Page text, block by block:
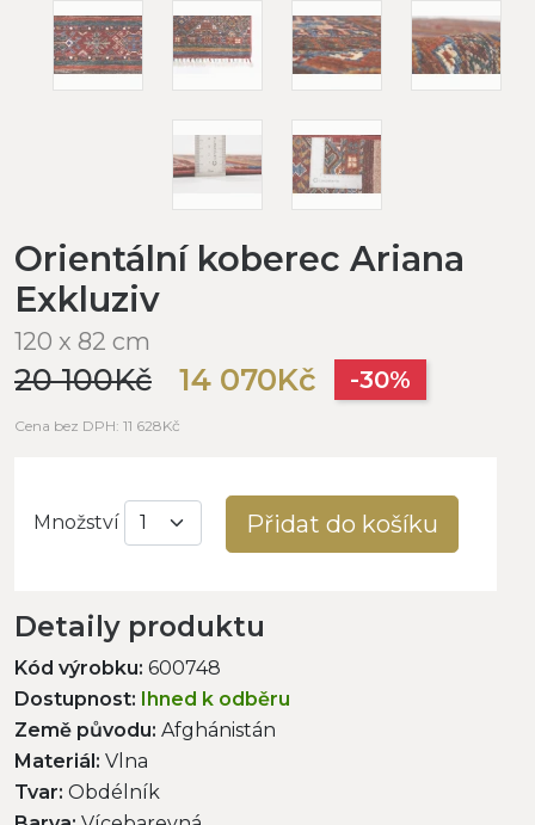
Orientální koberec Ariana
Exkluziv
120 x 82 cm
20 100Kč 14 070Kč -30%
Cena bez DPH: 11 628Kč
Množství Přidat do košíku
Detaily produktu
Kód výrobku: 600748
Dostupnost: Ihned k odběru
Země původu: Afghánistán
Materiál: Vlna
Tvar: Obdélník